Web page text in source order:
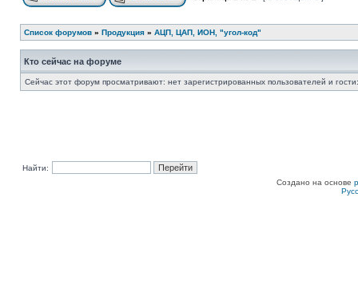
Список форумов » Продукция » АЦП, ЦАП, ИОН, "угол-код"
Кто сейчас на форуме
Сейчас этот форум просматривают: нет зарегистрированных пользователей и
Найти:
Создано на основе